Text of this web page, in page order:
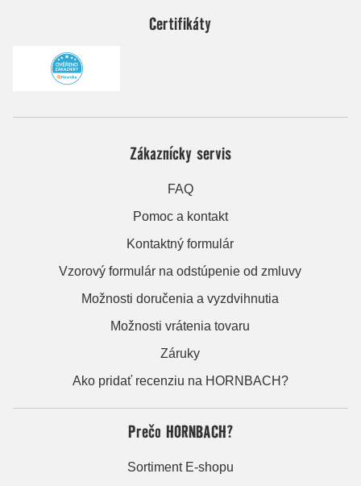
Certifikáty
Zákaznícky servis
FAQ
Pomoc a kontakt
Kontaktný formulár
Vzorový formulár na odstúpenie od zmluvy
Možnosti doručenia a vyzdvihnutia
Možnosti vrátenia tovaru
Záruky
Ako pridať recenziu na HORNBACH?
Prečo HORNBACH?
Sortiment E-shopu